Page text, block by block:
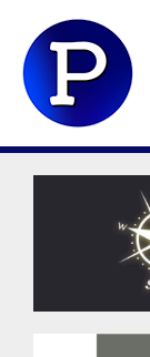
contenido